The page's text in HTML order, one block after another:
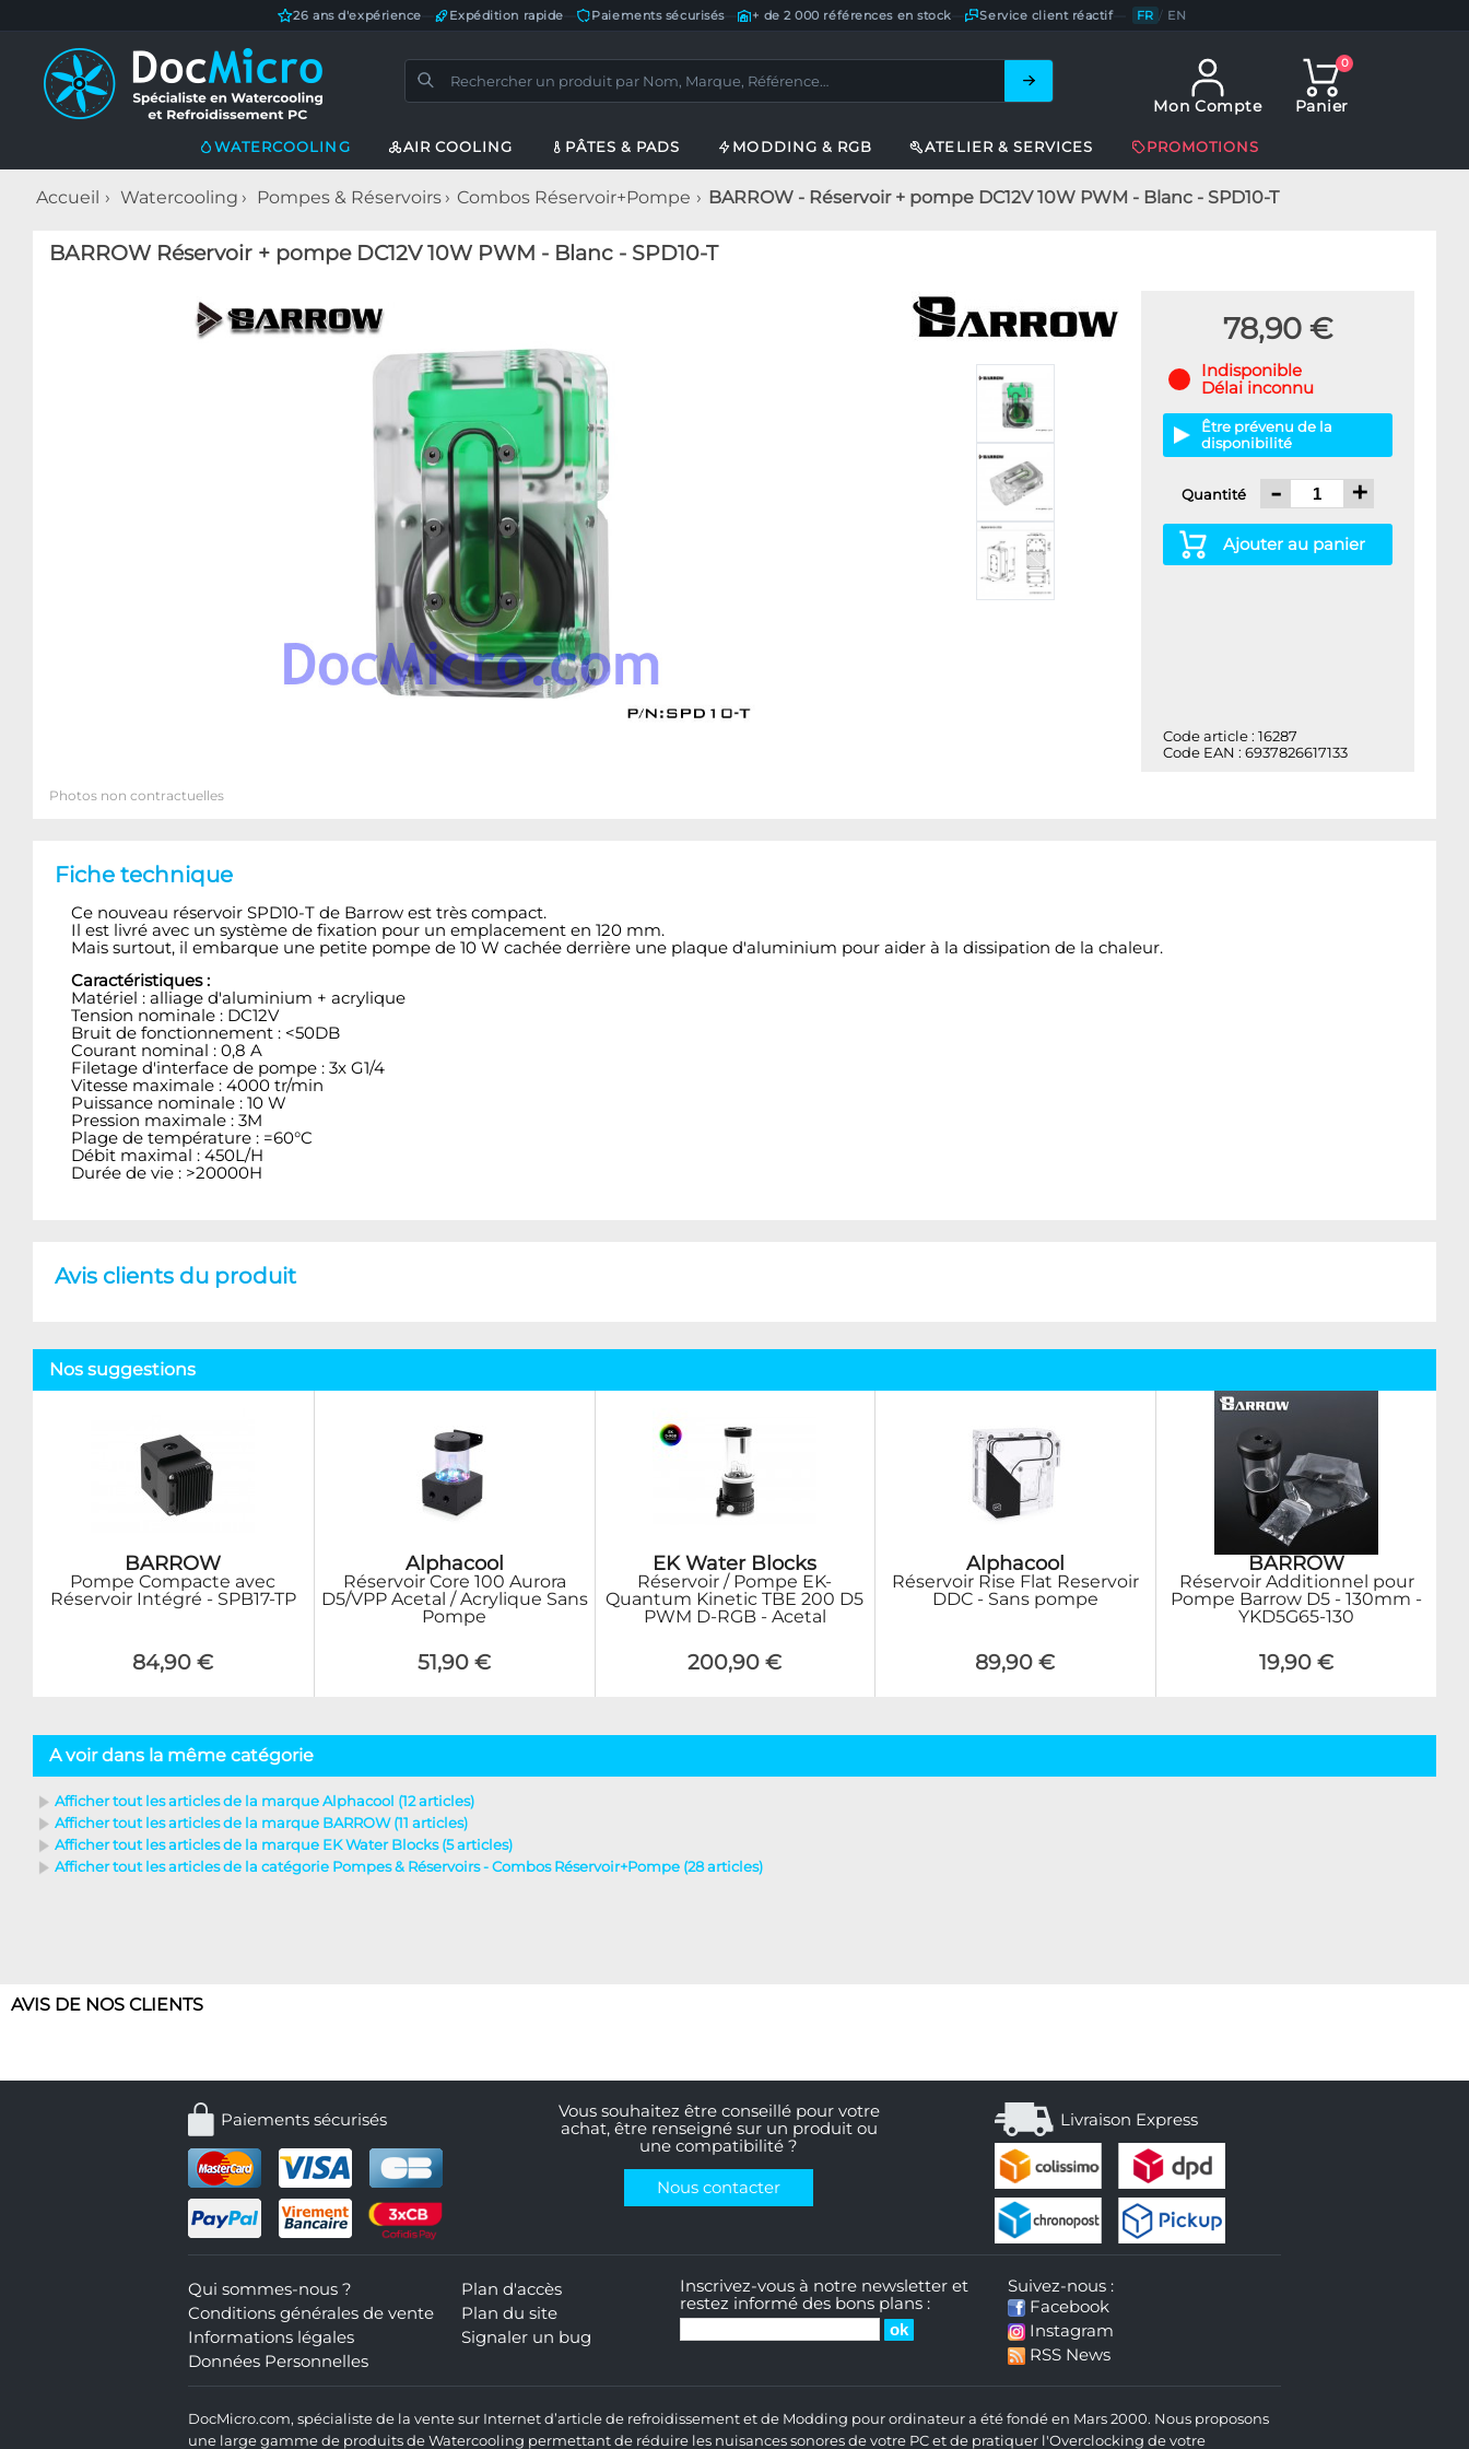
26 ans d'expérience Expédition rapide Paiements sécurisés— + de 2 000 références en stock Service client réactif— FR / EN
Mon Compte
0
Panier
WATERCOOLING AIR COOLING PÂTES & PADS MODDING & RGB ATELIER & SERVICES PROMOTIONS
Accueil Watercooling Pompes & Réservoirs Combos Réservoir+Pompe BARROW - Réservoir + pompe DC12V 10W PWM - Blanc - SPD10-T
BARROW Réservoir + pompe DC12V 10W PWM - Blanc - SPD10-T
78,90 €
Indisponible
Délai inconnu
Être prévenu de la
disponibilité
Quantité - +
Ajouter au panier
Code article : 16287
Code EAN : 6937826617133
Photos non contractuelles
Fiche technique
Ce nouveau réservoir SPD10-T de Barrow est très compact.
Il est livré avec un système de fixation pour un emplacement en 120 mm.
Mais surtout, il embarque une petite pompe de 10 W cachée derrière une plaque d'aluminium pour aider à la dissipation de la chaleur.
Caractéristiques :
Matériel : alliage d'aluminium + acrylique
Tension nominale : DC12V
Bruit de fonctionnement : <50DB
Courant nominal : 0,8 A
Filetage d'interface de pompe : 3x G1/4
Vitesse maximale : 4000 tr/min
Puissance nominale : 10 W
Pression maximale : 3M
Plage de température : =60°C
Débit maximal : 450L/H
Durée de vie : >20000H
Avis clients du produit
Nos suggestions
BARROW
Pompe Compacte avec
Réservoir Intégré - SPB17-TP
84,90 €
Alphacool
Réservoir Core 100 Aurora
D5/VPP Acetal / Acrylique Sans
Pompe
51,90 €
EK Water Blocks
Réservoir / Pompe EK-
Quantum Kinetic TBE 200 D5
PWM D-RGB - Acetal
200,90 €
Alphacool
Réservoir Rise Flat Reservoir
DDC - Sans pompe
89,90 €
BARROW
Réservoir Additionnel pour
Pompe Barrow D5 - 130mm -
YKD5G65-130
19,90 €
A voir dans la même catégorie
Afficher tout les articles de la marque Alphacool (12 articles)
Afficher tout les articles de la marque BARROW (11 articles)
Afficher tout les articles de la marque EK Water Blocks (5 articles)
Afficher tout les articles de la catégorie Pompes & Réservoirs - Combos Réservoir+Pompe (28 articles)
AVIS DE NOS CLIENTS
Paiements sécurisés
Vous souhaitez être conseillé pour votre
achat, être renseigné sur un produit ou
une compatibilité ?
Nous contacter
Livraison Express
Qui sommes-nous ?
Conditions générales de vente
Informations légales
Données Personnelles
Plan d'accès
Plan du site
Signaler un bug
Inscrivez-vous à notre newsletter et
restez informé des bons plans :
Suivez-nous :
Facebook
Instagram
RSS News
DocMicro.com, spécialiste de la vente sur Internet d’article de refroidissement et de Modding pour ordinateur a été fondé en Mars 2000. Nous proposons
une large gamme de produits de Watercooling permettant de réduire les nuisances sonores de votre PC et de pratiquer l'Overclocking de votre